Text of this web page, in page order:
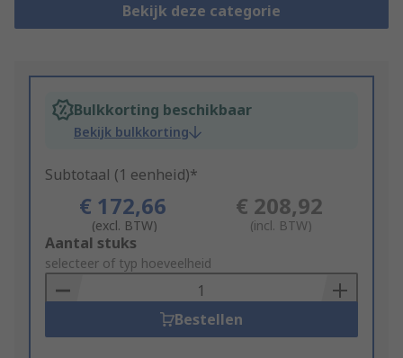
Bekijk deze categorie
Bulkkorting beschikbaar
Bekijk bulkkorting
Subtotaal (1 eenheid)*
€ 172,66
(excl. BTW)
€ 208,92
(incl. BTW)
Add
to
Basket
Aantal stuks
selecteer of typ hoeveelheid
Bestellen